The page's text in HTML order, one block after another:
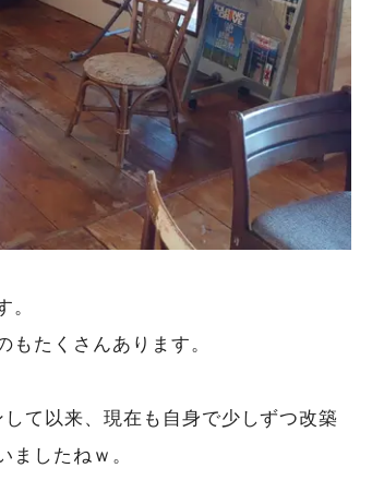
。
たくさんあります。
て以来、現在も自身で少しずつ改築
したねｗ。